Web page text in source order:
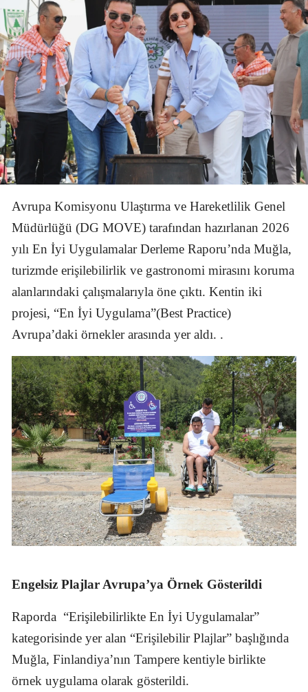
Avrupa Komisyonu Ulaştırma ve Hareketlilik Genel
Müdürlüğü (DG MOVE) tarafından hazırlanan 2026
yılı En İyi Uygulamalar Derleme Raporu’nda Muğla,
turizmde erişilebilirlik ve gastronomi mirasını koruma
alanlarındaki çalışmalarıyla öne çıktı. Kentin iki
projesi, “En İyi Uygulama”(Best Practice)
Avrupa’daki örnekler arasında yer aldı. .
Engelsiz Plajlar Avrupa’ya Örnek Gösterildi
Raporda “Erişilebilirlikte En İyi Uygulamalar”
kategorisinde yer alan “Erişilebilir Plajlar” başlığında
Muğla, Finlandiya’nın Tampere kentiyle birlikte
örnek uygulama olarak gösterildi.